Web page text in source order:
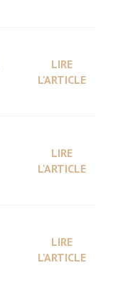
LIRE
L'ARTICLE
LIRE
L'ARTICLE
LIRE
L'ARTICLE